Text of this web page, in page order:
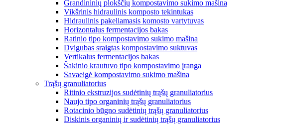
Grandininių plokščių kompostavimo sukimo mašina
Vikšrinis hidraulinis komposto tekintukas
Hidraulinis pakeliamasis komosto vartytuvas
Horizontalus fermentacijos bakas
Ratinio tipo kompostavimo sukimo mašina
Dvigubas sraigtas kompostavimo suktuvas
Vertikalus fermentacijos bakas
Šakinio krautuvo tipo kompostavimo įranga
Savaeigė kompostavimo sukimo mašina
Trąšų granuliatorius
Ritinio ekstruzijos sudėtinių trąšų granuliatorius
Naujo tipo organinių trąšų granuliatorius
Rotacinio būgno sudėtinių trąšų granuliatorius
Diskinis organinių ir sudėtinių trąšų granuliatorius